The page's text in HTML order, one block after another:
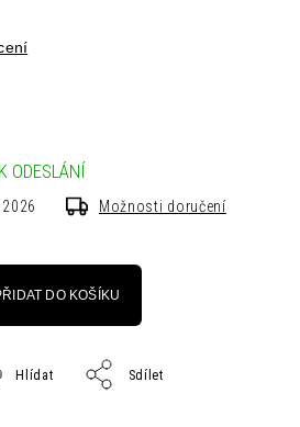
ODESLÁNÍ
Možnosti doručení
DO KOŠÍKU
Hlídat Sdílet